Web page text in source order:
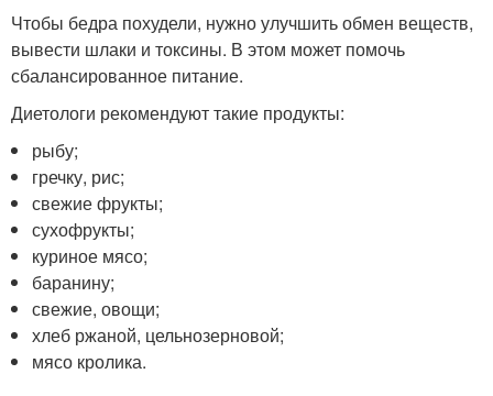
Чтобы бедра похудели, нужно улучшить обмен веществ,
вывести шлаки и токсины. В этом может помочь
сбалансированное питание.
Диетологи рекомендуют такие продукты:
рыбу;
гречку, рис;
свежие фрукты;
сухофрукты;
куриное мясо;
баранину;
свежие, овощи;
хлеб ржаной, цельнозерновой;
мясо кролика.